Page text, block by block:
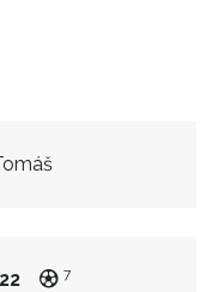
7